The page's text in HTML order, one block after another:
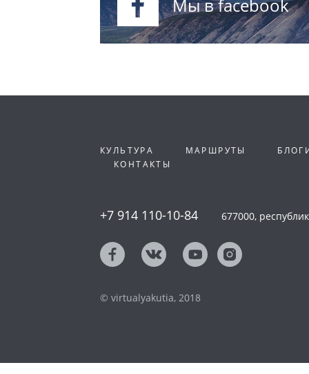
Мы в facebook
КУЛЬТУРА МАРШРУТЫ
КОНТАКТЫ
+7 914 110-10-84 677000,
© virtualyakutia, 2018